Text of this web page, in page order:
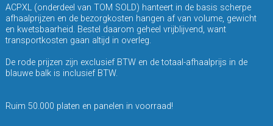
ACPXL (onderdeel van TOM SOLD) hanteert in de basis scherpe
afhaalprijzen en de bezorgkosten hangen af van volume, gewicht
en kwetsbaarheid. Bestel daarom geheel vrijblijvend, want
transportkosten gaan altijd in overleg.
De rode prijzen zijn exclusief BTW en de totaal-afhaalprijs in de
blauwe balk is inclusief BTW.
Ruim 50.000 platen en panelen in voorraad!